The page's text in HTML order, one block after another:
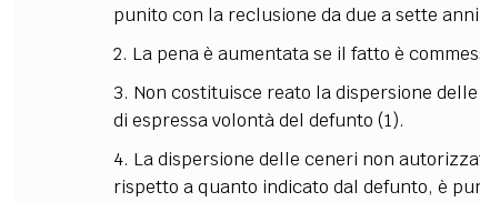
punito con la reclusione da due a sette
2. La pena è aumentata se il fatto è
3. Non costituisce reato la dispersione
di espressa volontà del defunto (1).
4. La dispersione delle ceneri non
rispetto a quanto indicato dal defunto, è